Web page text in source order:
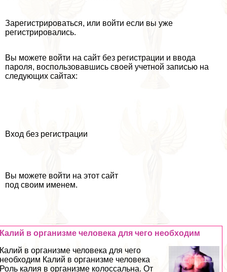
Зарегистрироваться, или войти если вы уже
регистрировались.
Вы можете войти на сайт без регистрации и ввода
пароля, воспользовавшись своей учетной записью на
следующих сайтах:
Вход без регистрации
Вы можете войти на этот сайт
под своим именем.
Калий в организме человека для чего необходим
Калий в организме человека для чего
необходим Калий в организме человека
Роль калия в организме колоссальна. От